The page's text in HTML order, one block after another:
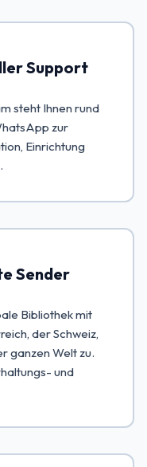
Support
steht Ihnen rund
zur
Einrichtung
Sender
Bibliothek mit
der Schweiz,
ganzen Welt zu.
und